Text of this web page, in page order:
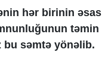
hər birinin əsas
təmin
səmtə yönəlib.